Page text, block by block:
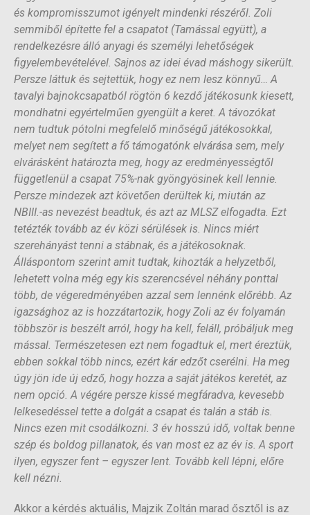
és kompromisszumot igényelt mindenki részéről. Zoli
semmiből építette fel a csapatot (Tamással együtt), a
rendelkezésre álló anyagi és személyi lehetőségek
figyelembevételével. Sajnos az idei évad máshogy sikerült.
Persze láttuk és sejtettük, hogy ez nem lesz könnyű… A
tavalyi bajnokcsapatból rögtön 6 kezdő játékosunk kiesett,
mondhatni egyértelműen gyengült a keret. A távozókat
nem tudtuk pótolni megfelelő minőségű játékosokkal,
melyet nem segített a fő támogatónk elvárása sem, mely
elvárásként határozta meg, hogy az eredményességtől
függetlenül a csapat 75%-nak gyöngyösinek kell lennie.
Persze mindezek azt követően derültek ki, miután az
NBIII.-as nevezést beadtuk, és azt az MLSZ elfogadta. Ezt
tetézték tovább az év közi sérülések is. Nincs miért
szerehányást tenni a stábnak, és a játékosoknak.
Álláspontom szerint amit tudtak, kihozták a helyzetből,
lehetett volna még egy kis szerencsével néhány ponttal
több, de végeredményében azzal sem lennénk előrébb. Az
igazsághoz az is hozzátartozik, hogy Zoli az év folyamán
többször is beszélt arról, hogy ha kell, feláll, próbáljuk meg
mással. Természetesen ezt nem fogadtuk el, mert éreztük,
ebben sokkal több nincs, ezért kár edzőt cserélni. Ha meg
úgy jön ide új edző, hogy hozza a saját játékos keretét, az
nem opció. A végére persze kissé megfáradva, kevesebb
lelkesedéssel tette a dolgát a csapat és talán a stáb is.
Nincs ezen mit csodálkozni. 3 év hosszú idő, voltak benne
szép és boldog pillanatok, és van most ez az év is. A sport
ilyen, egyszer fent – egyszer lent. Tovább kell lépni, előre
kell nézni.
Akkor a kérdés aktuális, Majzik Zoltán marad ősztől is az